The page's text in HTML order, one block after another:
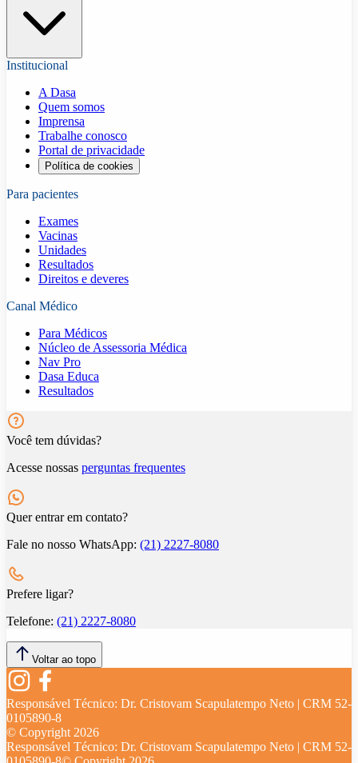
Institucional
A Dasa
Quem somos
Imprensa
Trabalhe conosco
Portal de privacidade
Política de cookies
Para pacientes
Exames
Vacinas
Unidades
Resultados
Direitos e deveres
Canal Médico
Para Médicos
Núcleo de Assessoria Médica
Nav Pro
Dasa Educa
Resultados
Você tem dúvidas?
Acesse nossas perguntas frequentes
Quer entrar em contato?
Fale no nosso WhatsApp: (21) 2227-8080
Prefere ligar?
Telefone: (21) 2227-8080
Voltar ao topo
Responsável Técnico: Dr. Cristovam Scapulatempo Neto | CRM 52-
0105890-8
© Copyright 2026
Responsável Técnico: Dr. Cristovam Scapulatempo Neto | CRM 52-